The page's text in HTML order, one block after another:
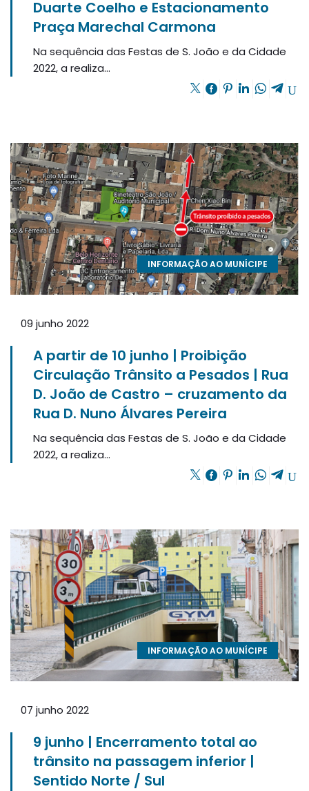
Duarte Coelho e Estacionamento
Praça Marechal Carmona
Na sequência das Festas de S. João e da Cidade
2022, a realiza...
INFORMAÇÃO AO MUNÍCIPE
09 junho 2022
A partir de 10 junho | Proibição
Circulação Trânsito a Pesados | Rua
D. João de Castro – cruzamento da
Rua D. Nuno Álvares Pereira
Na sequência das Festas de S. João e da Cidade
2022, a realiza...
INFORMAÇÃO AO MUNÍCIPE
07 junho 2022
9 junho | Encerramento total ao
trânsito na passagem inferior |
Sentido Norte / Sul